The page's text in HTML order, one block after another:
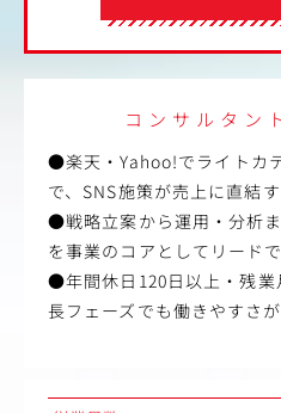
コンサルタン
●楽天・Yahoo!でライトカ
で、SNS施策が売上に直結
●戦略立案から運用・分析
を事業のコアとしてリード
●年間休日120日以上・残業
長フェーズでも働きやすさ